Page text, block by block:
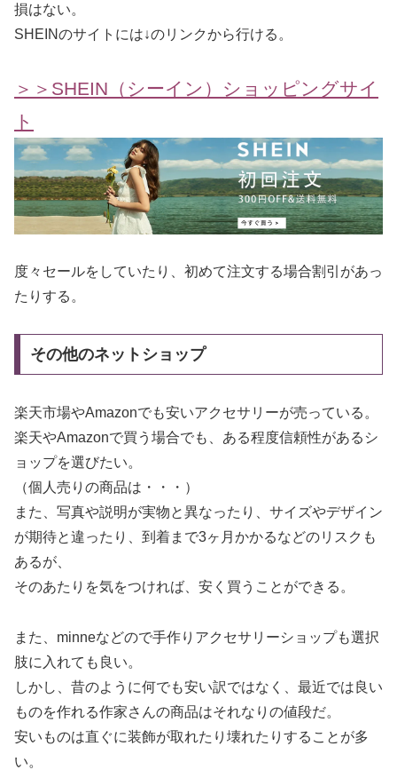
損はない。
SHEINのサイトには↓のリンクから行ける。
＞＞SHEIN（シーイン）ショッピングサイ
ト
度々セールをしていたり、初めて注文する場合割引があっ
たりする。
その他のネットショップ
楽天市場やAmazonでも安いアクセサリーが売っている。
楽天やAmazonで買う場合でも、ある程度信頼性があるシ
ョップを選びたい。
（個人売りの商品は・・・）
また、写真や説明が実物と異なったり、サイズやデザイン
が期待と違ったり、到着まで3ヶ月かかるなどのリスクも
あるが、
そのあたりを気をつければ、安く買うことができる。
また、minneなどので手作りアクセサリーショップも選択
肢に入れても良い。
しかし、昔のように何でも安い訳ではなく、最近では良い
ものを作れる作家さんの商品はそれなりの値段だ。
安いものは直ぐに装飾が取れたり壊れたりすることが多
い。